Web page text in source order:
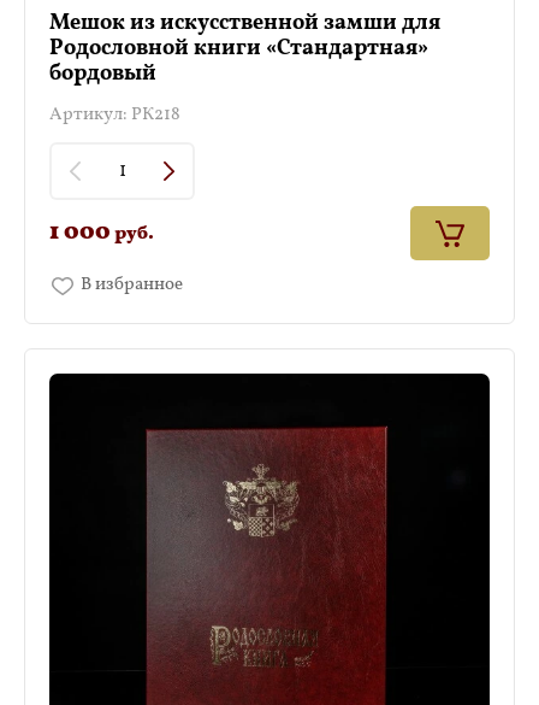
Мешок из искусственной замши для
Родословной книги «Стандартная»
бордовый
Артикул: РК218
1 000руб.
В избранное